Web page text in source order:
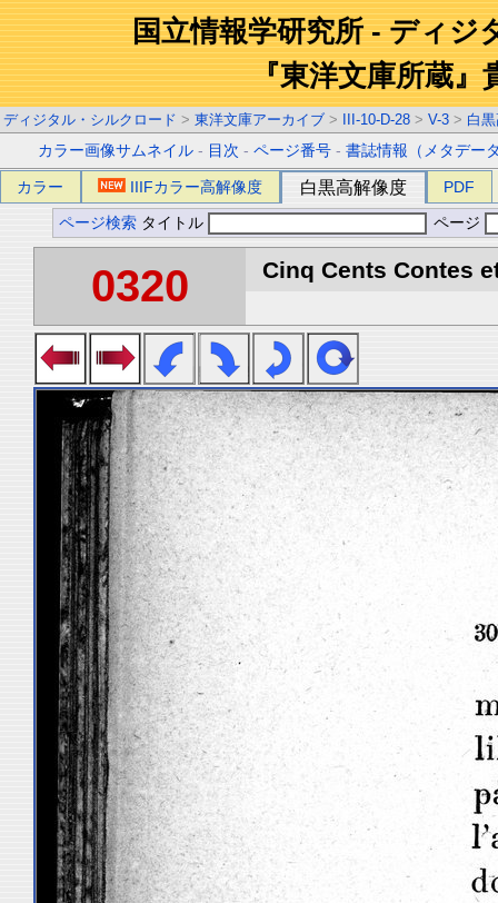
国立情報学研究所 - ディジ
『東洋文庫所蔵』
ディジタル・シルクロード > 東洋文庫アーカイブ > III-10-D-28 > V-3 > 白
カラー画像サムネイル - 目次 -ページ番号 -書誌情報（メタデー
カラー IIIFカラー高解像度 白黒高解像度 PDF
ページ検索 タイトル ページ
0320 Cinq Cents Contes